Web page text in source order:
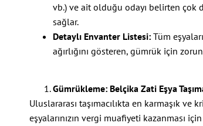
vb.) ve ait olduğu odayı belirten çok
sağlar.
Detaylı Envanter Listesi: Tüm
ağırlığını gösteren, gümrük için
Gümrükleme: Belçika Zati Eşya
Uluslararası taşımacılıkta en karmaşık ve
eşyalarınızın vergi muafiyeti kazanması